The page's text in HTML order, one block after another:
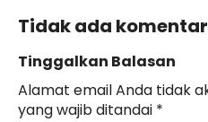
Tidak ada komentar
Tinggalkan Balasan
Alamat email Anda tidak
yang wajib ditandai *